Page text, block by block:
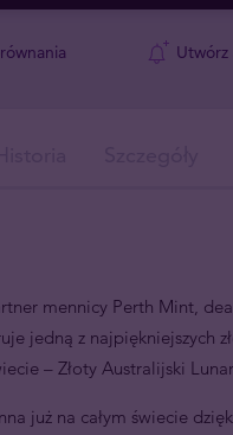
mennicy Perth Mint,
jedną z najpiękniejszych
– Złoty Australijski
już na całym świecie